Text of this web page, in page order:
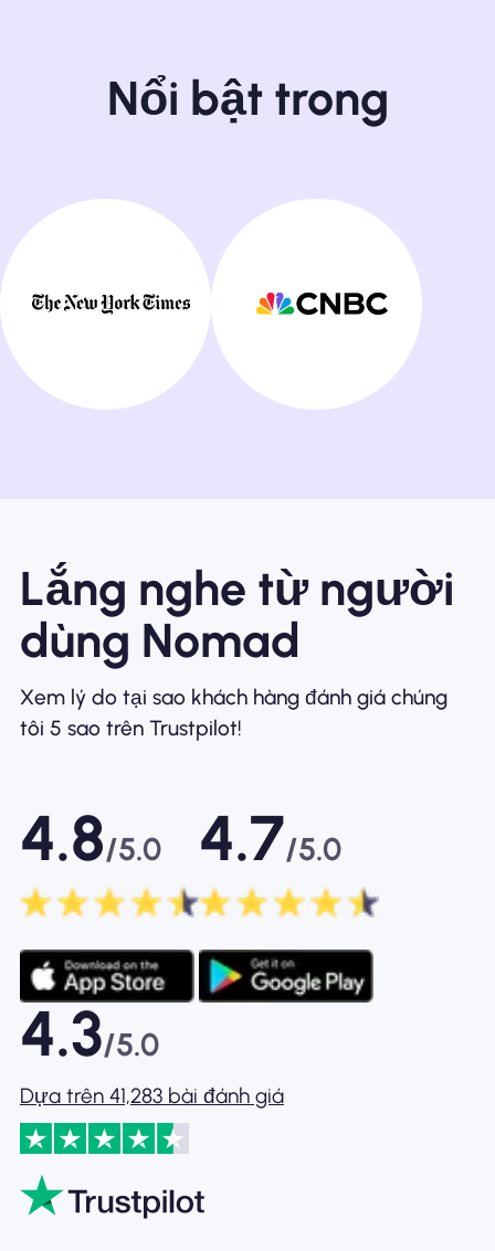
Nổi bật trong
Lắng nghe từ người
dùng Nomad
Xem lý do tại sao khách hàng đánh giá chúng
tôi 5 sao trên Trustpilot!
4.8/5.0 4.7/5.0
4.3/5.0
Dựa trên 41,283 bài đánh giá